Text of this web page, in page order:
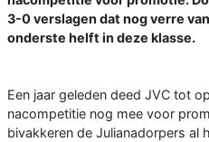
3-0 verslagen dat nog verre
onderste helft in deze klasse.
Een jaar geleden deed JVC tot
nacompetitie nog mee voor
bivakkeren de Julianadorpers al